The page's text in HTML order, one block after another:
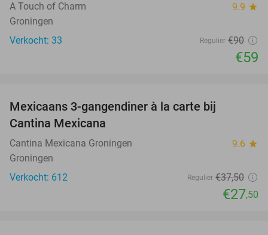
A Touch of Charm 9.9 star
Groningen
Verkocht: 33
Regulier €90
€59
Mexicaans 3-gangendiner à la carte bij
Cantina Mexicana
Cantina Mexicana Groningen 9.6 star
Groningen
Verkocht: 612
Regulier €37,50
€27,50